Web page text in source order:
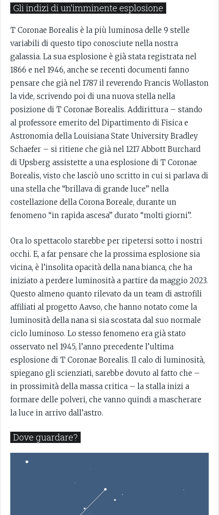
Gli indizi di un’imminente esplosione
T Coronae Borealis è la più luminosa delle 9 stelle
variabili di questo tipo conosciute nella nostra
galassia. La sua esplosione è già stata registrata nel
1866 e nel 1946, anche se recenti documenti fanno
pensare che già nel 1787 il reverendo Francis Wollaston
la vide, scrivendo poi di una nuova stella nella
posizione di T Coronae Borealis. Addirittura – stando
al professore emerito del Dipartimento di Fisica e
Astronomia della Louisiana State University Bradley
Schaefer – si ritiene che già nel 1217 Abbott Burchard
di Upsberg assistette a una esplosione di T Coronae
Borealis, visto che lasciò uno scritto in cui si parlava di
una stella che “brillava di grande luce” nella
costellazione della Corona Boreale, durante un
fenomeno “in rapida ascesa” durato “molti giorni”.
Ora lo spettacolo starebbe per ripetersi sotto i nostri
occhi. E, a far pensare che la prossima esplosione sia
vicina, è l’insolita opacità della nana bianca, che ha
iniziato a perdere luminosità a partire da maggio 2023.
Questo almeno quanto rilevato da un team di astrofili
affiliati al progetto Aavso, che hanno notato come la
luminosità della nana si sia scostata dal suo normale
ciclo luminoso. Lo stesso fenomeno era già stato
osservato nel 1945, l’anno precedente l’ultima
esplosione di T Coronae Borealis. Il calo di luminosità,
spiegano gli scienziati, sarebbe dovuto al fatto che –
in prossimità della massa critica – la stalla inizi a
formare delle polveri, che vanno quindi a mascherare
la luce in arrivo dall’astro.
Dove guardare?